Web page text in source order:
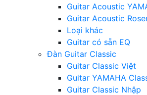
Guitar Acoustic
Guitar Acoustic
Loại khác
Guitar có sẵn EQ
Đàn Guitar Classic
Guitar Classic Việt
Guitar YAMAHA
Guitar Classic Nhập